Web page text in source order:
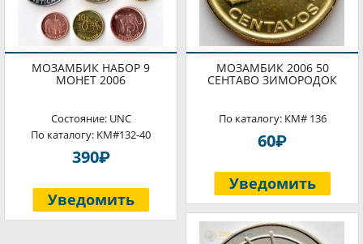
МОЗАМБИК НАБОР 9
МОНЕТ 2006
Состояние: UNC
По каталогу: KM#132-40
390P
Уведомить
МОЗАМБИК 2006 50
СЕНТАВО ЗИМОРОДОК
По каталогу: КМ# 136
60P
Уведомить